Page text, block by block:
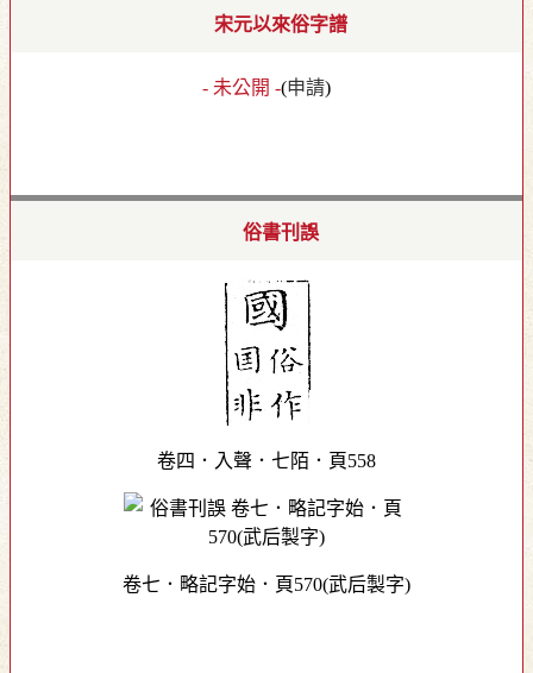
宋元以來俗字譜
- 未公開 -(申請)
俗書刊誤
卷四．入聲．七陌．頁558
卷七．略記字始．頁570(武后製字)